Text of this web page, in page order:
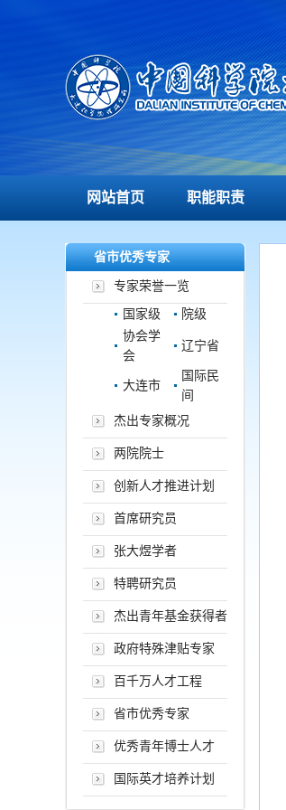
网站首页 职能职责
省市优秀专家
专家荣誉一览
国家级
院级
协会学
会
辽宁省
大连市
国际民
间
杰出专家概况
两院院士
创新人才推进计划
首席研究员
张大煜学者
特聘研究员
杰出青年基金获得者
政府特殊津贴专家
百千万人才工程
省市优秀专家
优秀青年博士人才
国际英才培养计划